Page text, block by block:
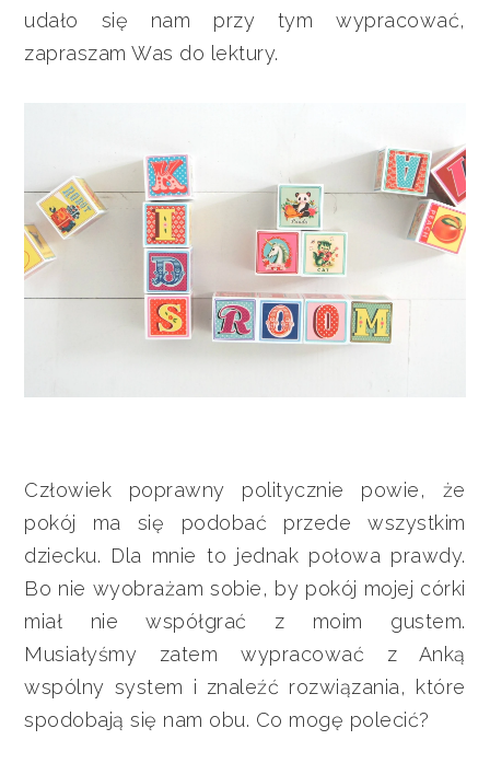
udało się nam przy tym wypracować,
zapraszam Was do lektury.
Człowiek poprawny politycznie powie, że
pokój ma się podobać przede wszystkim
dziecku. Dla mnie to jednak połowa prawdy.
Bo nie wyobrażam sobie, by pokój mojej córki
miał nie współgrać z moim gustem.
Musiałyśmy zatem wypracować z Anką
wspólny system i znaleźć rozwiązania, które
spodobają się nam obu. Co mogę polecić?